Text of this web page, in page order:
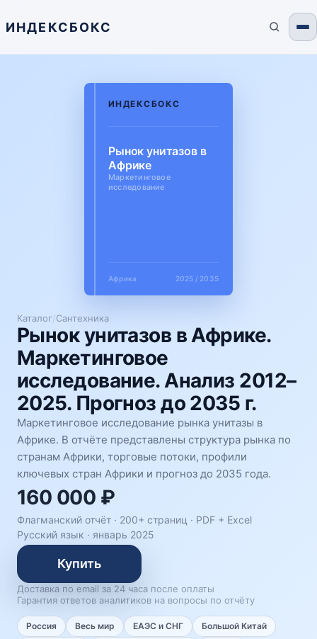
ИНДЕКСБОКС
Каталог/Сантехника
Рынок унитазов в Африке.
Маркетинговое
исследование. Анализ 2012–
2025. Прогноз до 2035 г.
Маркетинговое исследование рынка унитазы в
Африке. В отчёте представлены структура рынка по
странам Африки, торговые потоки, профили
ключевых стран Африки и прогноз до 2035 года.
160 000 ₽
Флагманский отчёт · 200+ страниц · PDF + Excel
Русский язык · январь 2025
Купить
Доставка по email за 24 часа после оплаты
Гарантия ответов аналитиков на вопросы по отчёту
Россия Весь мир ЕАЭС и СНГ
Большой Китай
ИНДЕКСБОКС
Рынок унитазов в
Африке
Маркетинговое
исследование
Африка 2025 / 2035